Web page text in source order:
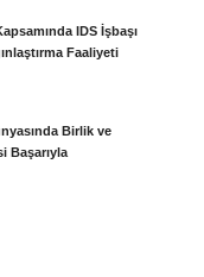
IDS İşbaşı
Faaliyeti
Birlik ve
Başarıyla